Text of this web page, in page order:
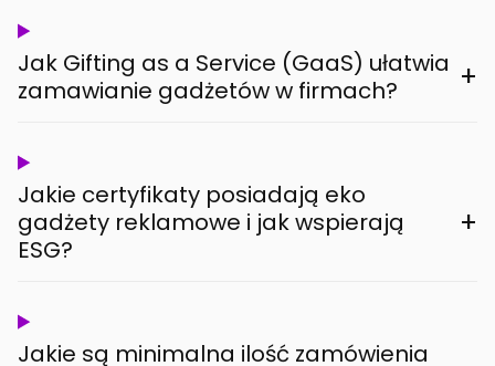
Jak Gifting as a Service (GaaS) ułatwia
zamawianie gadżetów w firmach?
+
Jakie certyfikaty posiadają eko
gadżety reklamowe i jak wspierają
ESG?
+
Jakie są minimalna ilość zamówienia